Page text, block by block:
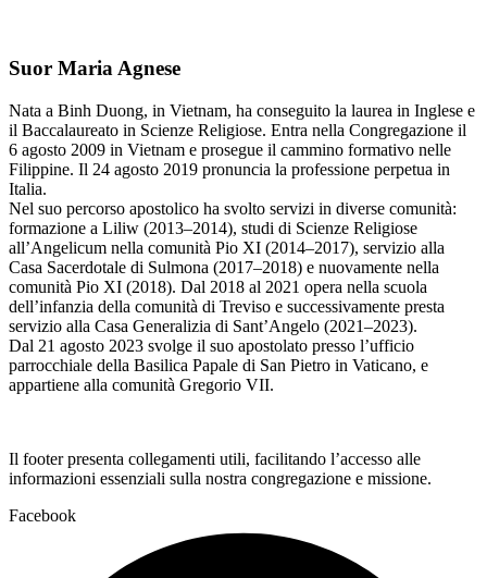
Suor Maria Agnese
Nata a Binh Duong, in Vietnam, ha conseguito la laurea in Inglese e
il Baccalaureato in Scienze Religiose. Entra nella Congregazione il
6 agosto 2009 in Vietnam e prosegue il cammino formativo nelle
Filippine. Il 24 agosto 2019 pronuncia la professione perpetua in
Italia.
Nel suo percorso apostolico ha svolto servizi in diverse comunità:
formazione a Liliw (2013–2014), studi di Scienze Religiose
all’Angelicum nella comunità Pio XI (2014–2017), servizio alla
Casa Sacerdotale di Sulmona (2017–2018) e nuovamente nella
comunità Pio XI (2018). Dal 2018 al 2021 opera nella scuola
dell’infanzia della comunità di Treviso e successivamente presta
servizio alla Casa Generalizia di Sant’Angelo (2021–2023).
Dal 21 agosto 2023 svolge il suo apostolato presso l’ufficio
parrocchiale della Basilica Papale di San Pietro in Vaticano, e
appartiene alla comunità Gregorio VII.
Il footer presenta collegamenti utili, facilitando l’accesso alle
informazioni essenziali sulla nostra congregazione e missione.
Facebook